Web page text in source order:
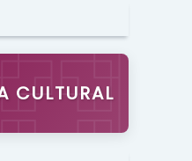
CULTURAL